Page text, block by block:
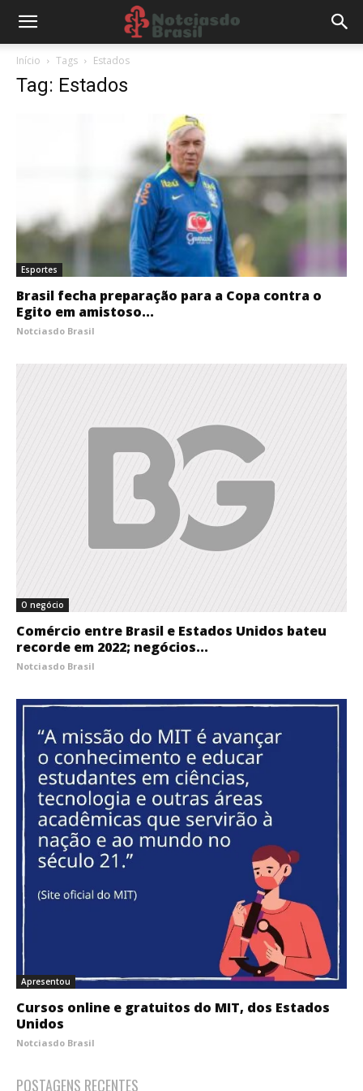
Início Tags Estados
Tag: Estados
Esportes
Brasil fecha preparação para a Copa contra o
Egito em amistoso...
Notciasdo Brasil
O negócio
Comércio entre Brasil e Estados Unidos bateu
recorde em 2022; negócios...
Notciasdo Brasil
Apresentou
Cursos online e gratuitos do MIT, dos Estados
Unidos
Notciasdo Brasil
POSTAGENS RECENTES